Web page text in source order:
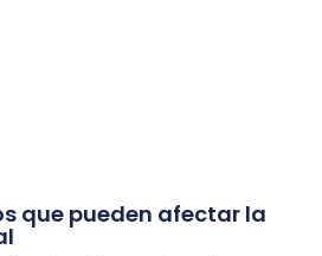
que pueden afectar la